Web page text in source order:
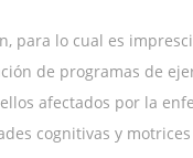
para lo cual es
de programas de
afectados por la
cognitivas y